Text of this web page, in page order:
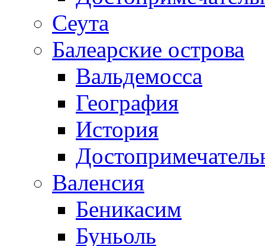
Сеута
Балеарские острова
Вальдемосса
География
История
Валенсия
Беникасим
Буньоль